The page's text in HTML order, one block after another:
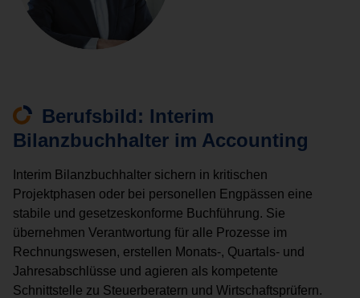
Berufsbild: Interim
Bilanzbuchhalter im Accounting
Interim Bilanzbuchhalter sichern in kritischen
Projektphasen oder bei personellen Engpässen eine
stabile und gesetzeskonforme Buchführung. Sie
übernehmen Verantwortung für alle Prozesse im
Rechnungswesen, erstellen Monats-, Quartals- und
Jahresabschlüsse und agieren als kompetente
Schnittstelle zu Steuerberatern und Wirtschaftsprüfern.